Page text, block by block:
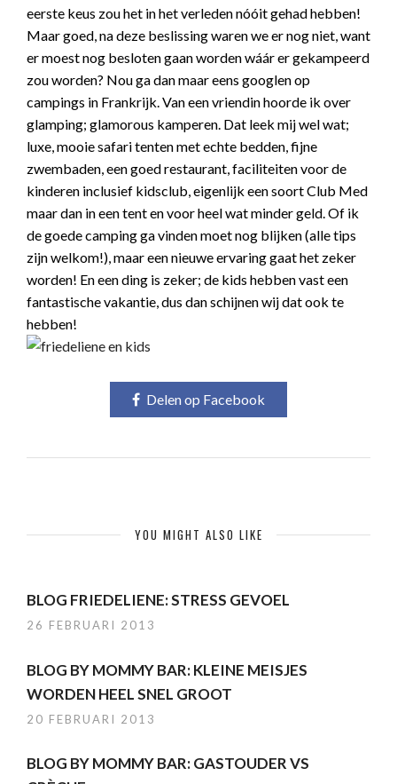
eerste keus zou het in het verleden nóóit gehad hebben!
Maar goed, na deze beslissing waren we er nog niet, want
er moest nog besloten gaan worden wáár er gekampeerd
zou worden? Nou ga dan maar eens googlen op
campings in Frankrijk. Van een vriendin hoorde ik over
glamping; glamorous kamperen. Dat leek mij wel wat;
luxe, mooie safari tenten met echte bedden, fijne
zwembaden, een goed restaurant, faciliteiten voor de
kinderen inclusief kidsclub, eigenlijk een soort Club Med
maar dan in een tent en voor heel wat minder geld. Of ik
de goede camping ga vinden moet nog blijken (alle tips
zijn welkom!), maar een nieuwe ervaring gaat het zeker
worden! En een ding is zeker; de kids hebben vast een
fantastische vakantie, dus dan schijnen wij dat ook te
hebben!
Delen op Facebook
YOU MIGHT ALSO LIKE
BLOG FRIEDELIENE: STRESS GEVOEL
26 FEBRUARI 2013
BLOG BY MOMMY BAR: KLEINE MEISJES
WORDEN HEEL SNEL GROOT
20 FEBRUARI 2013
BLOG BY MOMMY BAR: GASTOUDER VS